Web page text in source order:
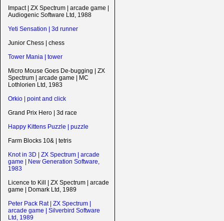
Impact | ZX Spectrum | arcade game |
Audiogenic Software Ltd, 1988
Yeti Sensation | 3d runner
Junior Chess | chess
Tower Mania | tower
Micro Mouse Goes De-bugging | ZX
Spectrum | arcade game | MC
Lothlorien Ltd, 1983
Orkio | point and click
Grand Prix Hero | 3d race
Happy Kittens Puzzle | puzzle
Farm Blocks 10& | tetris
Knot in 3D | ZX Spectrum | arcade
game | New Generation Software,
1983
Licence to Kill | ZX Spectrum | arcade
game | Domark Ltd, 1989
Peter Pack Rat | ZX Spectrum |
arcade game | Silverbird Software
Ltd, 1989